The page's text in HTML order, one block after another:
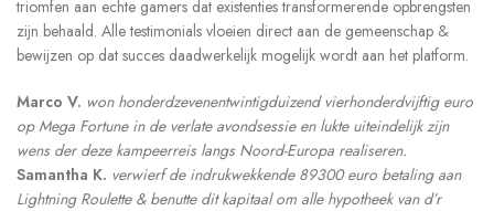
triomfen aan echte gamers dat existenties transformerende opbrengsten
zijn behaald. Alle testimonials vloeien direct aan de gemeenschap &
bewijzen op dat succes daadwerkelijk mogelijk wordt aan het platform.
Marco V. won honderdzevenentwintigduizend vierhonderdvijftig euro
op Mega Fortune in de verlate avondsessie en lukte uiteindelijk zijn
wens der deze kampeerreis langs Noord-Europa realiseren.
Samantha K. verwierf de indrukwekkende 89300 euro betaling aan
Lightning Roulette & benutte dit kapitaal om alle hypotheek van d’r